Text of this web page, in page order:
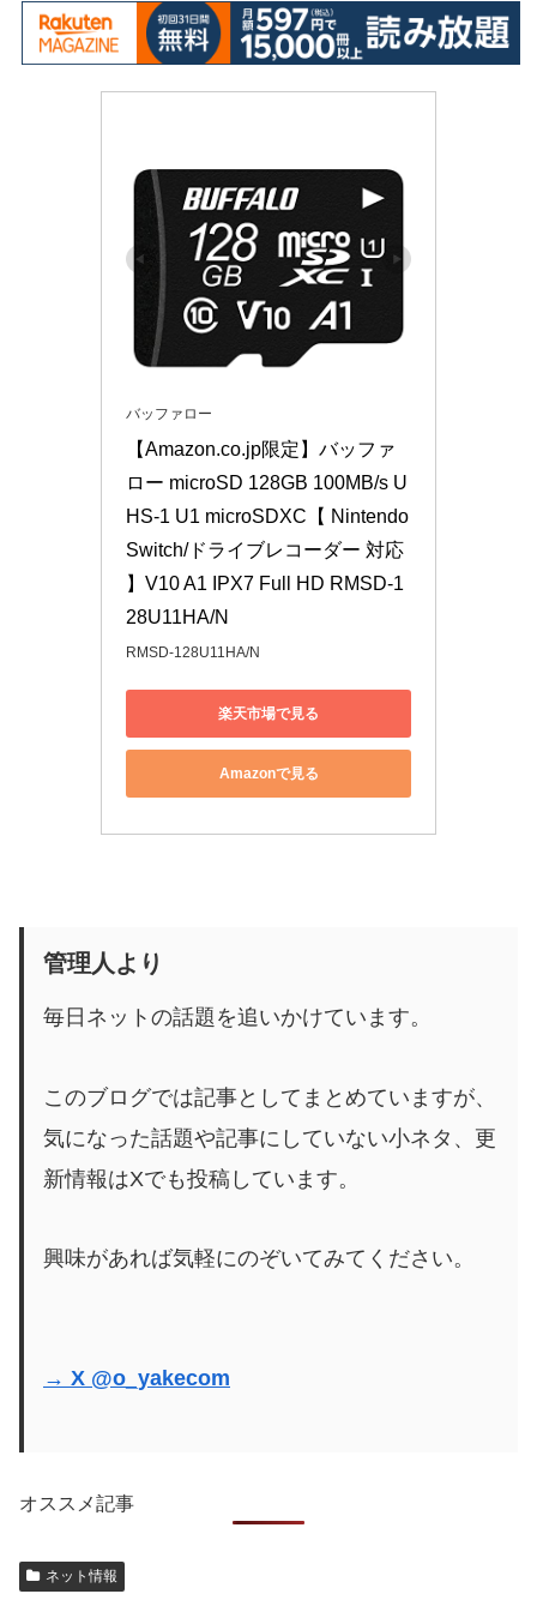
バッファロー
【Amazon.co.jp限定】バッファ
ロー microSD 128GB 100MB/s U
HS-1 U1 microSDXC【 Nintendo
Switch/ドライブレコーダー 対応
】V10 A1 IPX7 Full HD RMSD-1
28U11HA/N
RMSD-128U11HA/N
楽天市場で見る
Amazonで見る
管理人より
毎日ネットの話題を追いかけています。
このブログでは記事としてまとめていますが、
気になった話題や記事にしていない小ネタ、更
新情報はXでも投稿しています。
興味があれば気軽にのぞいてみてください。
→ X @o_yakecom
オススメ記事
ネット情報